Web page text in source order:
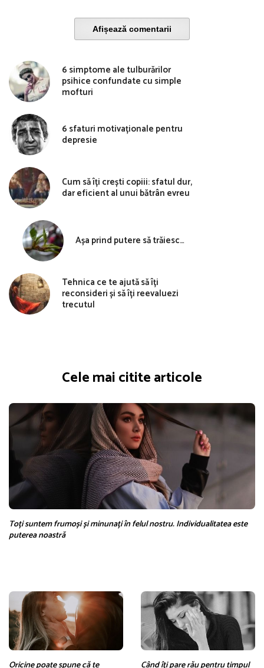
Afișează comentarii
6 simptome ale tulburărilor
psihice confundate cu simple
mofturi
6 sfaturi motivaționale pentru
depresie
Cum să îți crești copiii: sfatul dur,
dar eficient al unui bătrân evreu
Așa prind putere să trăiesc…
Tehnica ce te ajută să îți
reconsideri și să îți reevaluezi
trecutul
Cele mai citite articole
Toți suntem frumoși și minunați în felul nostru. Individualitatea este
puterea noastră
Oricine poate spune că te
Când îți pare rău pentru timpul